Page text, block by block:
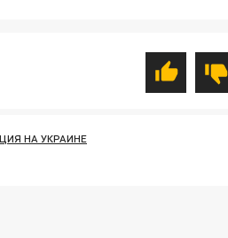
НА УКРАИНЕ